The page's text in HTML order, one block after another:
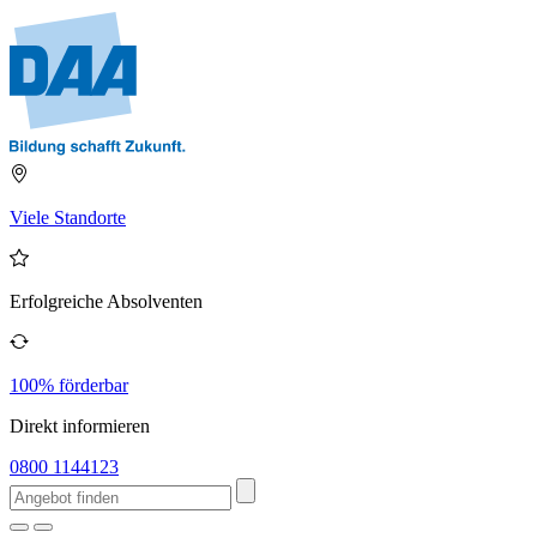
Viele Standorte
Erfolgreiche Absolventen
100% förderbar
Direkt informieren
0800 1144123